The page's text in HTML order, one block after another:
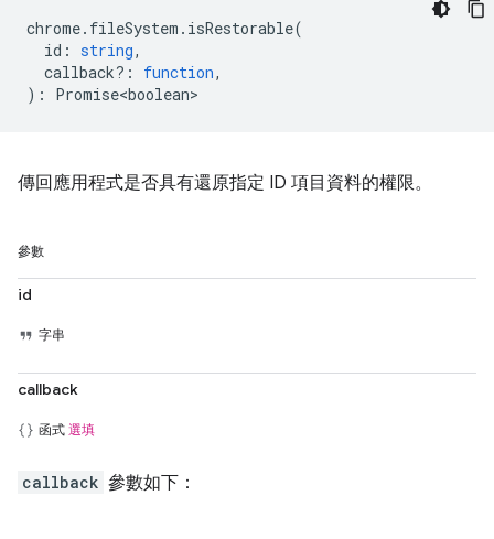
chrome. fileSystem . isRestorable(
id : string,
callback? : function,
) : Promise<boolean>
傳回應用程式是否具有還原指定 ID 項目資料的權限。
參數
id
字串
callback
函式 選填
callback 參數如下：